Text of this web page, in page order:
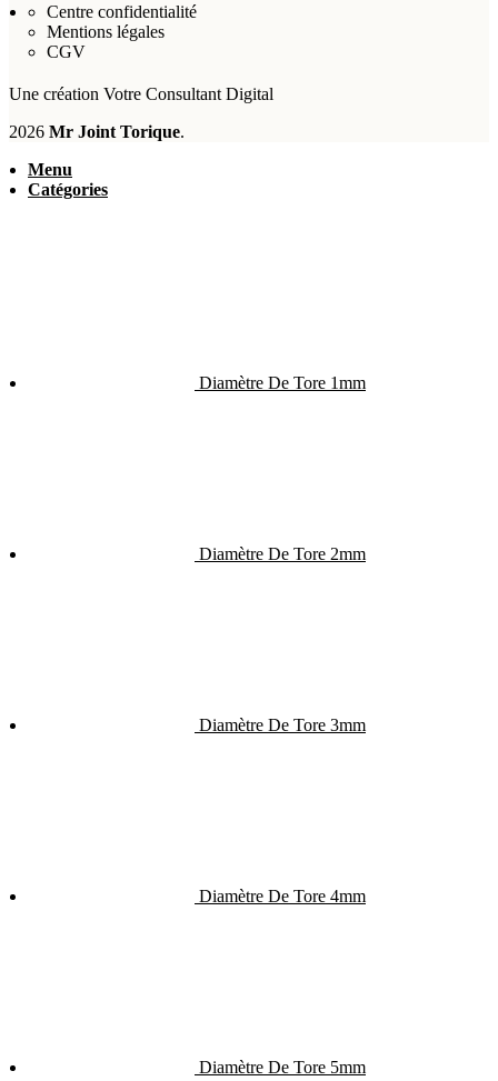
Centre confidentialité
Mentions légales
CGV
Une création Votre Consultant Digital
2026 Mr Joint Torique.
Menu
Catégories
Diamètre De Tore 1mm
Diamètre De Tore 2mm
Diamètre De Tore 3mm
Diamètre De Tore 4mm
Diamètre De Tore 5mm